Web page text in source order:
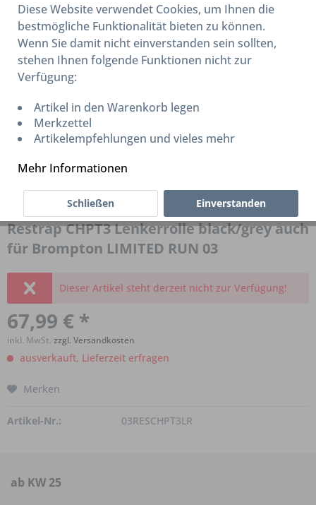
Restrap CHPT3 Lenkerrolle black/grey auch
für Brompton LIMITED RUN 03
Dieser Artikel steht derzeit nicht zur Verfügung!
67,99 € *
inkl. MwSt. zzgl. Versandkosten
ausverkauft, Lieferzeit erfragen
Merken
Artikel-Nr.: 03RESCHPT3LR
ab KW 25
Diese Website verwendet Cookies, um Ihnen die
bestmögliche Funktionalität bieten zu können.
Wenn Sie damit nicht einverstanden sein sollten,
stehen Ihnen folgende Funktionen nicht zur
Verfügung:
Artikel in den Warenkorb legen
Merkzettel
Artikelempfehlungen und vieles mehr
Mehr Informationen
Einverstanden
Schließen